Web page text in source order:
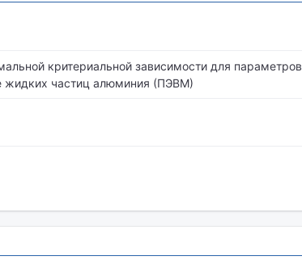
критериальной зависимости для параметров
жидких частиц алюминия (ПЭВМ)